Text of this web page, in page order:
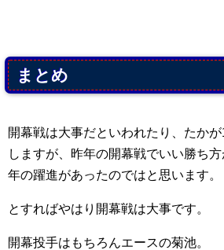
まとめ
開幕戦は大事だといわれたり、たか
しますが、昨年の開幕戦でいい勝ち
年の躍進があったのではと思います。
とすればやはり開幕戦は大事です。
開幕投手はもちろんエースの菊池。